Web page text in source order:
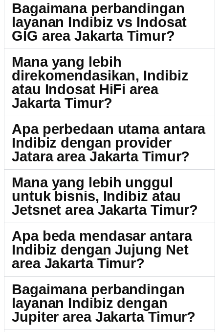
Bagaimana perbandingan
layanan Indibiz vs Indosat
GIG area Jakarta Timur?
Mana yang lebih
direkomendasikan, Indibiz
atau Indosat HiFi area
Jakarta Timur?
Apa perbedaan utama antara
Indibiz dengan provider
Jatara area Jakarta Timur?
Mana yang lebih unggul
untuk bisnis, Indibiz atau
Jetsnet area Jakarta Timur?
Apa beda mendasar antara
Indibiz dengan Jujung Net
area Jakarta Timur?
Bagaimana perbandingan
layanan Indibiz dengan
Jupiter area Jakarta Timur?